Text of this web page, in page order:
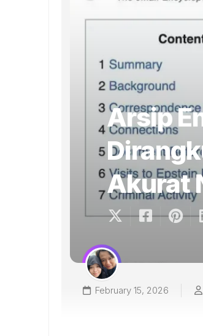
Arsip
Akurat
February 15, 2026